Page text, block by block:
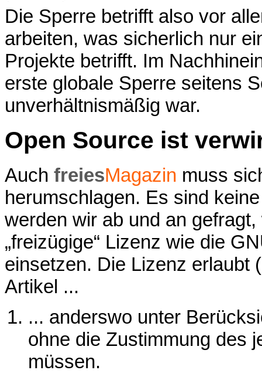
Die Sperre betrifft also vor
arbeiten, was sicherlich nur
Projekte betrifft. Im
erste globale Sperre seitens
unverhältnismäßig war.
Open Source ist
Auch freiesMagazin muss
herumschlagen. Es sind
werden wir ab und an
„freizügige“ Lizenz wie die
einsetzen. Die Lizenz erlaubt
Artikel ...
... anderswo unter
ohne die Zustimmung des
müssen.